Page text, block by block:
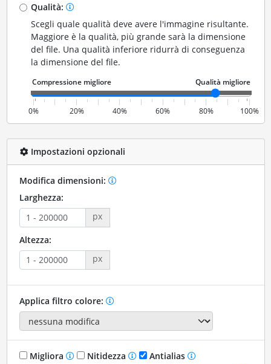
Qualità:
Scegli quale qualità deve avere l'immagine risultante.
Maggiore è la qualità, più grande sarà la dimensione
del file. Una qualità inferiore ridurrà di conseguenza
la dimensione del file.
0% 20% 40% 60% 80% 100%
Impostazioni opzionali
Modifica dimensioni:
Larghezza:
px
Altezza:
px
Applica filtro colore:
Migliora Nitidezza
Antialias